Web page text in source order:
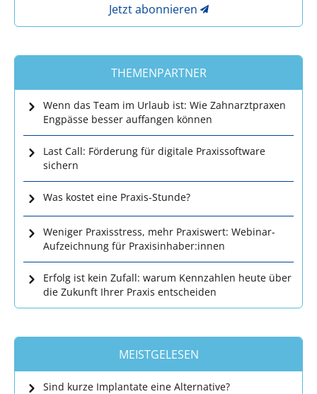
Jetzt abonnieren
THEMENPARTNER
Wenn das Team im Urlaub ist: Wie Zahnarztpraxen
Engpässe besser auffangen können
Last Call: Förderung für digitale Praxissoftware
sichern
Was kostet eine Praxis-Stunde?
Weniger Praxisstress, mehr Praxiswert: Webinar-
Aufzeichnung für Praxisinhaber:innen
Erfolg ist kein Zufall: warum Kennzahlen heute über
die Zukunft Ihrer Praxis entscheiden
MEISTGELESEN
Sind kurze Implantate eine Alternative?